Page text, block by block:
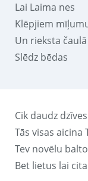
Lai Laima nes
Klēpjiem
Un rieksta čaulā
Slēdz bēdas
Cik daudz
Tās visas aicina
Tev novēlu
Bet lietus lai